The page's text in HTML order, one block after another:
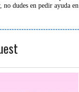
no dudes en pedir ayuda